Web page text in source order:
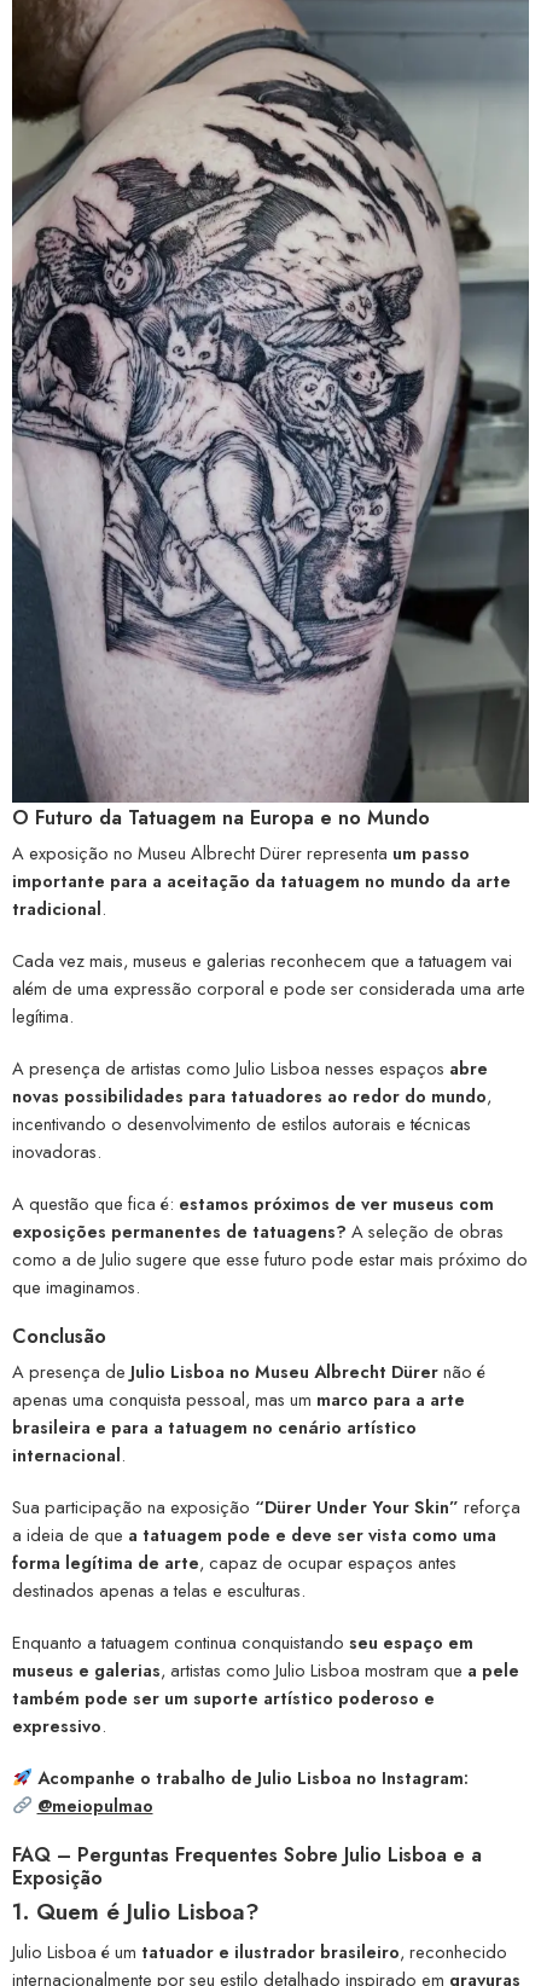
O Futuro da Tatuagem na Europa e no Mundo
A exposição no Museu Albrecht Dürer representa um passo
importante para a aceitação da tatuagem no mundo da arte
tradicional.
Cada vez mais, museus e galerias reconhecem que a tatuagem vai
além de uma expressão corporal e pode ser considerada uma arte
legítima.
A presença de artistas como Julio Lisboa nesses espaços abre
novas possibilidades para tatuadores ao redor do mundo,
incentivando o desenvolvimento de estilos autorais e técnicas
inovadoras.
A questão que fica é: estamos próximos de ver museus com
exposições permanentes de tatuagens? A seleção de obras
como a de Julio sugere que esse futuro pode estar mais próximo do
que imaginamos.
Conclusão
A presença de Julio Lisboa no Museu Albrecht Dürernão é
apenas uma conquista pessoal, mas um marco para a arte
brasileira e para a tatuagem no cenário artístico
internacional.
Sua participação na exposição “Dürer Under Your Skin” reforça
a ideia de que a tatuagem pode e deve ser vista como uma
forma legítima de arte, capaz de ocupar espaços antes
destinados apenas a telas e esculturas.
Enquanto a tatuagem continua conquistando seu espaço em
museus e galerias, artistas como Julio Lisboa mostram que a pele
também pode ser um suporte artístico poderoso e
expressivo.
Acompanhe o trabalho de Julio Lisboa no Instagram:
@meiopulmao
FAQ – Perguntas Frequentes Sobre Julio Lisboa e a
Exposição
1. Quem é Julio Lisboa?
Julio Lisboa é um tatuador e ilustrador brasileiro, reconhecido
internacionalmente por seu estilo detalhado inspirado em gravuras